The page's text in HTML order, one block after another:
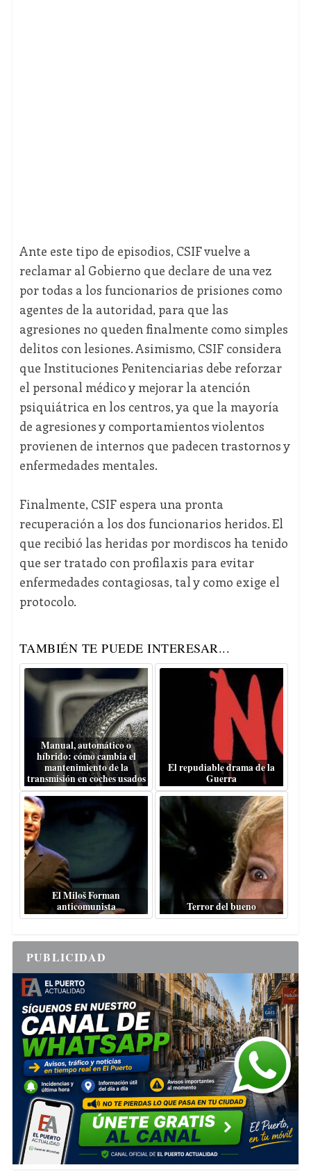
Ante este tipo de episodios, CSIF vuelve a
reclamar al Gobierno que declare de una vez
por todas a los funcionarios de prisiones como
agentes de la autoridad, para que las
agresiones no queden finalmente como simples
delitos con lesiones. Asimismo, CSIF considera
que Instituciones Penitenciarias debe reforzar
el personal médico y mejorar la atención
psiquiátrica en los centros, ya que la mayoría
de agresiones y comportamientos violentos
provienen de internos que padecen trastornos y
enfermedades mentales.
Finalmente, CSIF espera una pronta
recuperación a los dos funcionarios heridos. El
que recibió las heridas por mordiscos ha tenido
que ser tratado con profilaxis para evitar
enfermedades contagiosas, tal y como exige el
protocolo.
TAMBIÉN TE PUEDE INTERESAR...
Manual, automático o
híbrido: cómo cambia el
mantenimiento de la
transmisión en coches usados
El repudiable drama de la
Guerra
El Miloš Forman
anticomunista
Terror del bueno
PUBLICIDAD